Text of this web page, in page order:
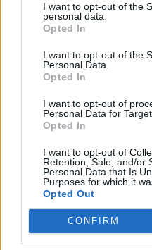
I want to opt-out of the
personal data.
Opted In
I want to opt-out of the
Personal Data.
Opted In
I want to opt-out of
Personal Data for
Opted In
I want to opt-out of
Retention, Sale, and/or
Personal Data that Is
Purposes for which it
Opted Out
CONFIRM
Ezek is
akiket
Maros